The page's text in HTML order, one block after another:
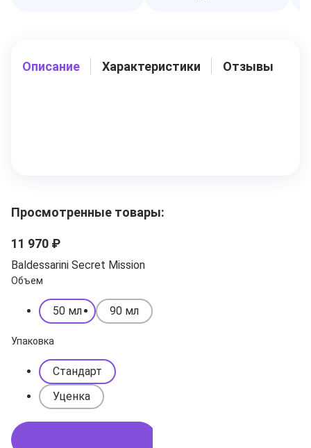
Описание Характеристики Отзывы
Просмотренные товары:
11 970 ₽
Baldessarini Secret Mission
Объем
50 мл 90 мл
Упаковка
Стандарт
Уценка